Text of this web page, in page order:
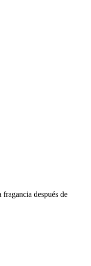
después de